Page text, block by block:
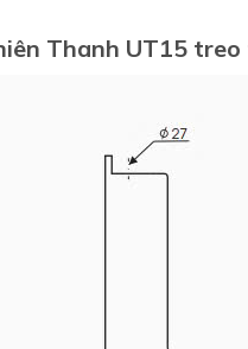
Thanh UT15